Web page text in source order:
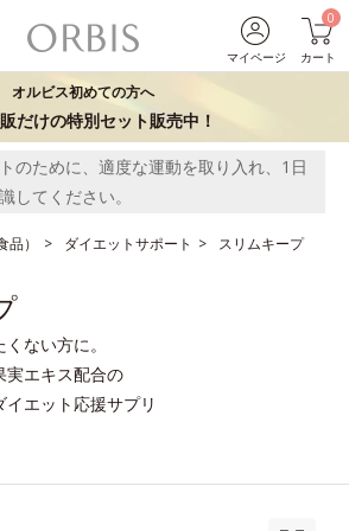
マイページ
0
カート
オルビス初めての方へ
だけの特別セット販売中！
のために、適度な運動を取り入れ、1日
してください。
） ダイエットサポート スリムキープ
ない方に。
実エキス配合の
エット応援サプリ